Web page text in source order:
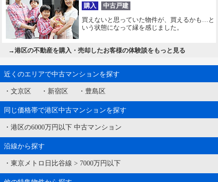
購入 中古戸建
買えないと思っていた物件が、買えるかも…と
いう状態になって縁を感じました。
→港区の不動産を購入・売却したお客様の体験談をもっと見る
近くのエリアで中古マンションを探す
・ 文京区 ・ 新宿区 ・ 豊島区
同じ価格帯で港区中古マンションを探す
・ 港区の6000万円以下 中古マンション
沿線から探す
・ 東京メトロ日比谷線 > 7000万円以下